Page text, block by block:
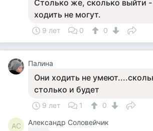
Столько же, сколько выйти
ходить не могут.
9 лет 0 0
Палина
Они ходить не
столько и будет
9 лет 1 0
АС Александр Соловейчик